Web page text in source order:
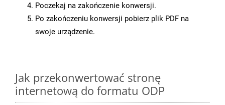
Poczekaj na zakończenie konwersji.
Po zakończeniu konwersji pobierz plik PDF na
swoje urządzenie.
Jak przekonwertować stronę
internetową do formatu ODP